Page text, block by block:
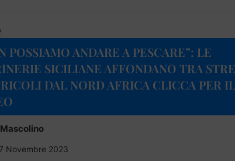
POSSIAMO ANDARE A PESCARE”: LE
SICILIANE AFFONDANO TRA
DAL NORD AFRICA CLICCA PER IL
Novembre 2023